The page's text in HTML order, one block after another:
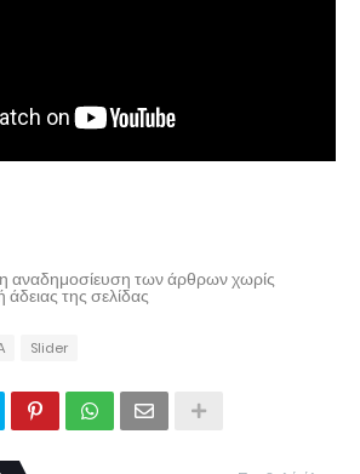
αναδημοσίευση των άρθρων χωρίς
της σελίδας
Slider